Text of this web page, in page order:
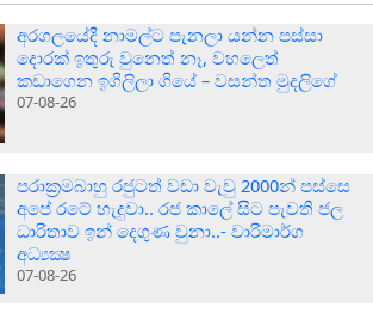
අරගලයේදී නාමල්ට පැනලා යන්න පස්ස‍ා
දොරක් ඉතුරු වුනෙත් නෑ, වහලෙත්
කඩාගෙන ඉගිලිලා ගියේ – වසන්ත මුදලිගේ
07-08-26
පරාක‍්‍රමබාහු රජුටත් වඩා වැවු 2000න් පස්සෙ
අපේ රටේ හැදුවා.. රජ කාලේ සිට පැවති ජල
ධාරිතාව ඉන් දෙගුණ වුනා..- වාරිමාර්ග
අධ්‍යක්‍ෂ
07-08-26